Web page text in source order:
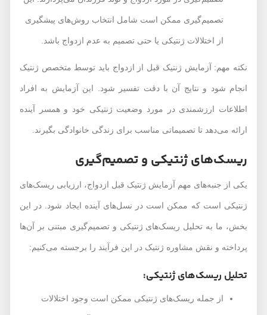
تصمیم‌گیری ممکن است شامل انتخاب روش‌های پیشگیری
از اختلالات ژنتیکی یا حتی تصمیم به عدم ازدواج باشد.
نکته مهم: آزمایش ژنتیک قبل از ازدواج باید توسط متخصص ژنتیک
انجام شود و نتایج آن با دقت تفسیر شود. این آزمایش به افراد
اطلاعات ارزشمندی در مورد وضعیت ژنتیکی خود و همسر آینده
ارائه می‌دهد تا تصمیماتی مناسب برای زندگی خانوادگی بگیرند.
ریسک‌های ژنتیکی و تصمیم‌گیری
یکی از جنبه‌های مهم آزمایش ژنتیک قبل ازدواج، ارزیابی ریسک‌های
ژنتیکی است که ممکن است در نسل‌های آینده ایجاد شود. در این
بخش، ما به تحلیل ریسک‌های ژنتیکی و تصمیم‌گیری مبتنی بر آن‌ها
پرداخته و نقش مشاوره ژنتیک در این فرآیند را برجسته می‌کنیم:
تحلیل ریسک‌های ژنتیکی:
از جمله ریسک‌های ژنتیکی ممکن است وجود اختلالات